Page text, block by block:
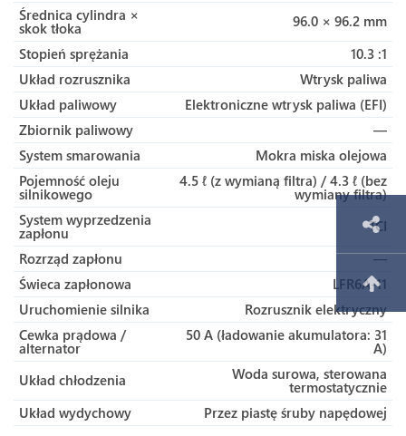
Średnica cylindra ×
skok tłoka
96.0 × 96.2 mm
Stopień sprężania
10.3 :1
Układ rozrusznika
Wtrysk paliwa
Układ paliwowy
Elektroniczne wtrysk paliwa (EFI)
Zbiornik paliwowy
—
System smarowania
Mokra miska olejowa
Pojemność oleju
silnikowego
4.5 ℓ (z wymianą filtra) / 4.3 ℓ (bez
wymiany filtra)
System wyprzedzenia
zapłonu
TCI
Rozrząd zapłonu
—
Świeca zapłonowa
LFR6A-11
Uruchomienie silnika
Rozrusznik elektryczny
Cewka prądowa /
alternator
50 A (ładowanie akumulatora: 31
A)
Układ chłodzenia
Woda surowa, sterowana
termostatycznie
Układ wydychowy
Przez piastę śruby napędowej